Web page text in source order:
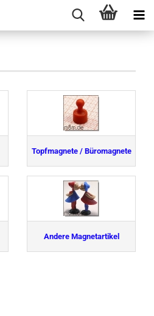
Topfmagnete / Büromagnete
Andere Magnetartikel